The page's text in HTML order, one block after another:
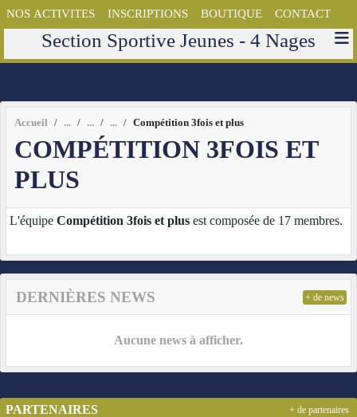
NOS ACTIVITES INSCRIPTIONS BOUTIQUE CONTACT
Section Sportive Jeunes - 4 Nages
Accueil Compétition 3fois et plus
COMPÉTITION 3FOIS ET
PLUS
L'équipe Compétition 3fois et plus est composée de 17 membres.
DERNIÈRES NEWS
Aucune news à afficher.
+ de news
PARTENAIRES + de partenaires